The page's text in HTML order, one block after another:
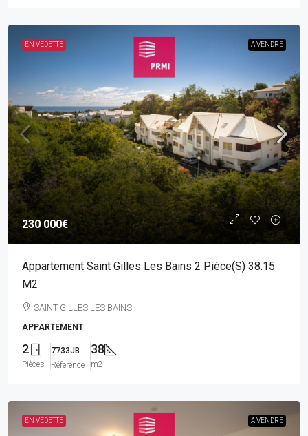
EN VEDETTE A VENDRE
230 000€
Appartement Saint Gilles Les Bains 2 Pièce(s) 38.15
M2
SAINT GILLES LES BAINS
APPARTEMENT
2
Pièces
7733JB
Référence
38
m2
EN VEDETTE A VENDRE